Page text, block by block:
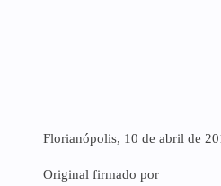
Florianópolis, 10 de abril de
Original firmado por